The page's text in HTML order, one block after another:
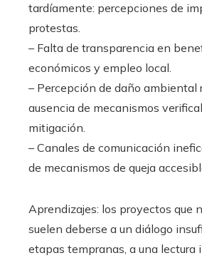
tardíamente: percepciones de
protestas.
– Falta de transparencia en
económicos y empleo local.
– Percepción de daño ambiental
ausencia de mecanismos
mitigación.
– Canales de comunicación
de mecanismos de queja
Aprendizajes: los proyectos que
suelen deberse a un diálogo
etapas tempranas, a una lectura